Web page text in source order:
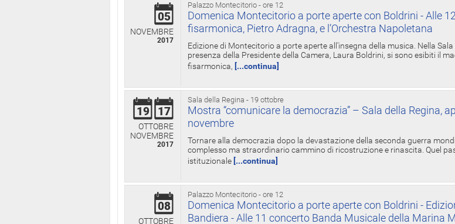
Palazzo Montecitorio - ore 12
05
NOVEMBRE
2017
Domenica Montecitorio a porte aperte con Boldrini - Alle
fisarmonica, Pietro Adragna, e l’Orchestra Napoletana
Edizione di Montecitorio a porte aperte all'insegna della musica. Nella
presenza della Presidente della Camera, Laura Boldrini, si sono esibiti il
fisarmonica, [...continua]
Sala della Regina - 19 ottobre
19 17
OTTOBRE
NOVEMBRE
2017
Mostra “comunicare la democrazia” – Sala della Regina,
novembre
Tornare alla democrazia dopo la devastazione della seconda guerra
complesso ma straordinario cammino di ricostruzione e rinascita. Quel
istituzionale [...continua]
Palazzo Montecitorio - ore 12
08
OTTOBRE
Domenica Montecitorio a porte aperte con Boldrini -
Bandiera - Alle 11 concerto Banda Musicale della Marina